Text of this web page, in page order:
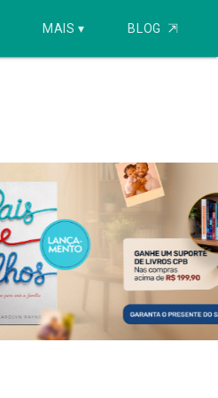
MAIS ▾ BLOG ⇱